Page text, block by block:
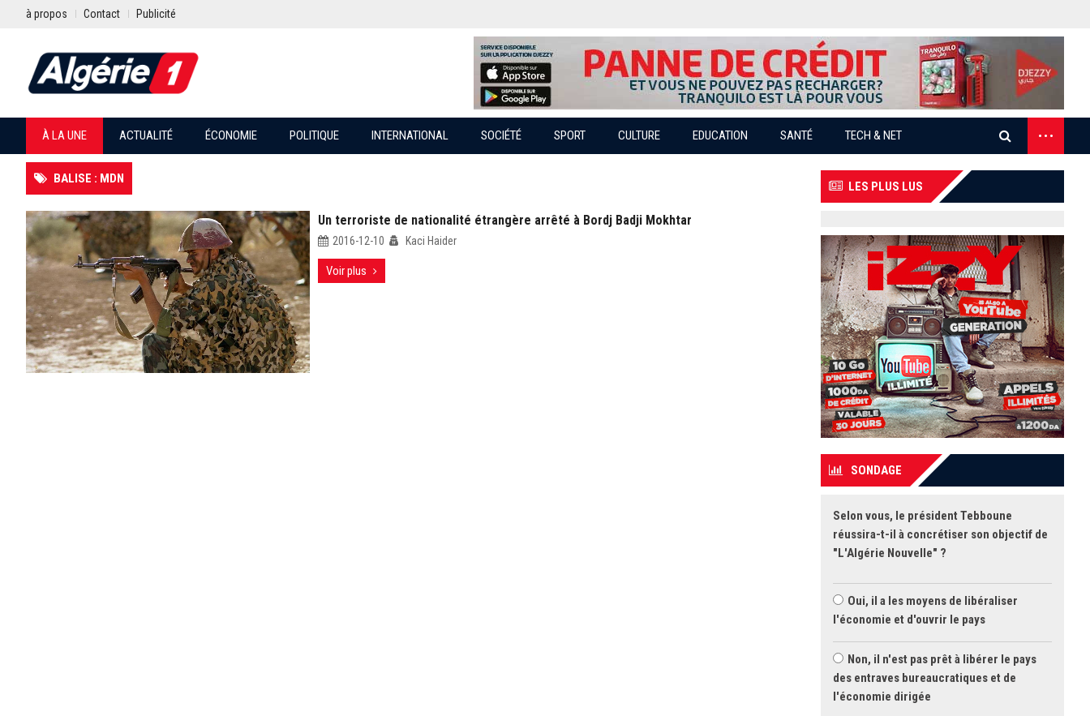
à propos Contact Publicité
À LA UNE ACTUALITÉ ÉCONOMIE POLITIQUE INTERNATIONAL SOCIÉTÉ SPORT CULTURE EDUCATION SANTÉ TECH & NET ...
BALISE : MDN
Un terroriste de nationalité étrangère arrêté à Bordj Badji Mokhtar
2016-12-10 Kaci Haider
Voir plus
LES PLUS LUS
SONDAGE
Selon vous, le président Tebboune
réussira-t-il à concrétiser son objectif de
"L'Algérie Nouvelle" ?
Oui, il a les moyens de libéraliser
l'économie et d'ouvrir le pays
Non, il n'est pas prêt à libérer le pays
des entraves bureaucratiques et de
l'économie dirigée